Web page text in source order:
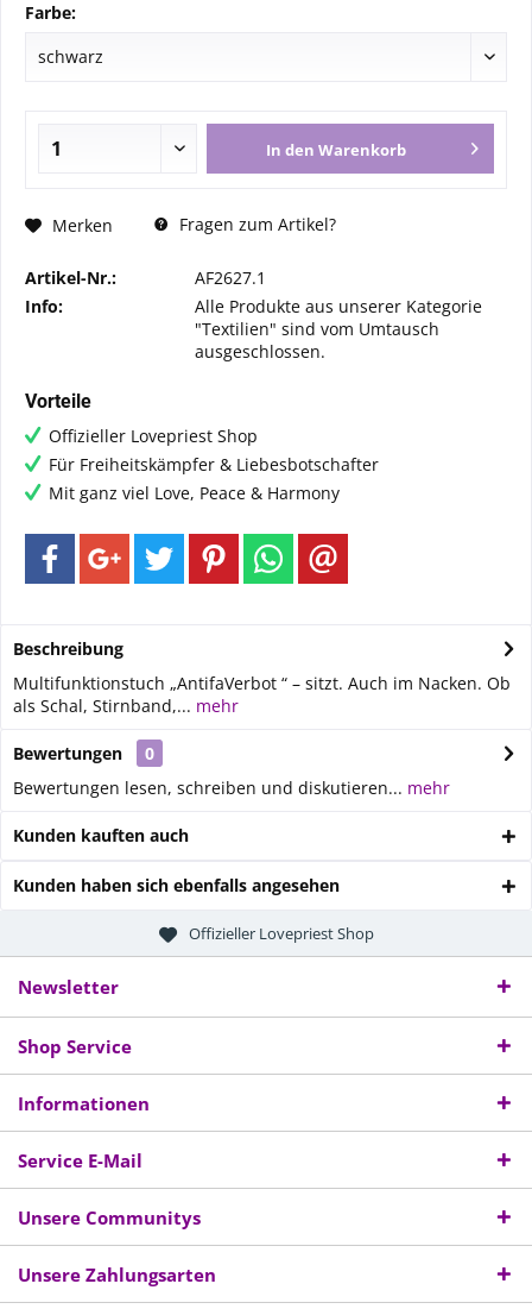
Farbe:
In den Warenkorb
Merken Fragen zum Artikel?
Artikel-Nr.:
AF2627.1
Info:
Alle Produkte aus unserer Kategorie
"Textilien" sind vom Umtausch
ausgeschlossen.
Vorteile
Offizieller Lovepriest Shop
Für Freiheitskämpfer & Liebesbotschafter
Mit ganz viel Love, Peace & Harmony
Beschreibung
Multifunktionstuch „AntifaVerbot “ – sitzt. Auch im Nacken. Ob
als Schal, Stirnband,... mehr
Bewertungen
0
Bewertungen lesen, schreiben und diskutieren... mehr
Kunden kauften auch
Kunden haben sich ebenfalls angesehen
Offizieller Lovepriest Shop
Newsletter
Shop Service
Informationen
Service E-Mail
Unsere Communitys
Unsere Zahlungsarten